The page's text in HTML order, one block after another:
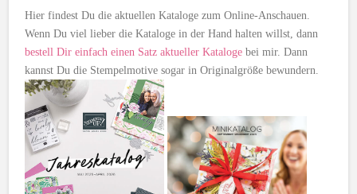
Hier findest Du die aktuellen Kataloge zum Online-Anschauen.
Wenn Du viel lieber die Kataloge in der Hand halten willst, dann
bestell Dir einfach einen Satz aktueller Kataloge bei mir. Dann
kannst Du die Stempelmotive sogar in Originalgröße bewundern.